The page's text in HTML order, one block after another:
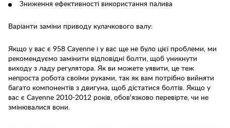
Зниження ефективності використання палива
Варіанти заміни приводу кулачкового валу:
Якщо у вас є 958 Cayenne і у вас ще не було цієї проблеми, ми
рекомендуємо замінити відповідні болти, щоб уникнути
виходу з ладу регулятора. Як ви можете уявити, це теж
непроста робота своїми руками, так як вам потрібно вийняти
багато компонентів з двигуна, щоб дістатися болтів. Якщо у
вас є Cayenne 2010-2012 років, обов'язково перевірте, чи не
змінювалися вони.